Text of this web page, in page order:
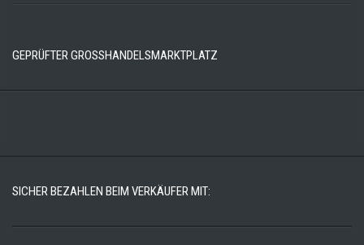
GEPRÜFTER GROSSHANDELSMARKTPLATZ
SICHER BEZAHLEN BEIM VERKÄUFER MIT: